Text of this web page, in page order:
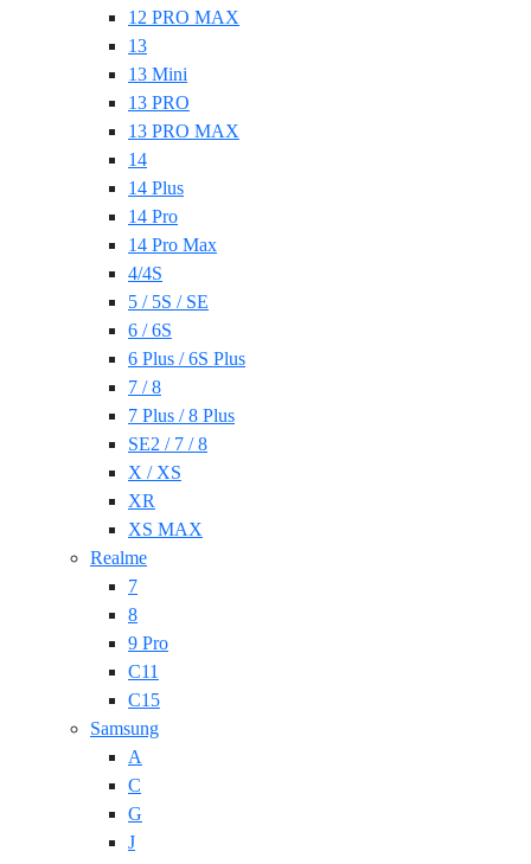
12 PRO MAX
13
13 Mini
13 PRO
13 PRO MAX
14
14 Plus
14 Pro
14 Pro Max
4/4S
5 / 5S / SE
6 / 6S
6 Plus / 6S Plus
7 / 8
7 Plus / 8 Plus
SE2 / 7 / 8
X / XS
XR
XS MAX
Realme
7
8
9 Pro
C11
C15
Samsung
A
C
G
J